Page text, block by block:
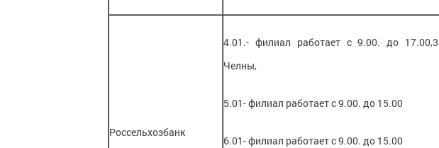
Россельхозбанк
4.01.- филиал работает с 9.00. до
Челны,
5.01- филиал работает с 9.00. до 15.00
6.01- филиал работает с 9.00. до 15.00